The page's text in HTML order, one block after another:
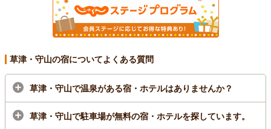
草津・守山の宿についてよくある質問
草津・守山で温泉がある宿・ホテルはありませんか？
草津・守山で駐車場が無料の宿・ホテルを探しています。